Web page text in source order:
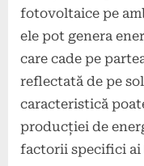
fotovoltaice pe
ele pot genera
care cade pe
reflectată de pe
caracteristică
producției de
factorii specifici ai